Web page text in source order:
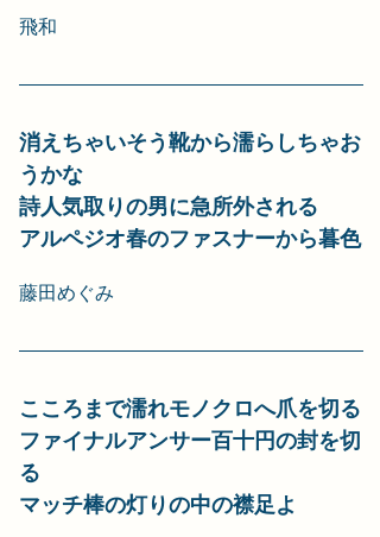
飛和
消えちゃいそう靴から濡らしちゃお
うかな
詩人気取りの男に急所外される
アルペジオ春のファスナーから暮色
藤田めぐみ
こころまで濡れモノクロへ爪を切る
ファイナルアンサー百十円の封を切
る
マッチ棒の灯りの中の襟足よ